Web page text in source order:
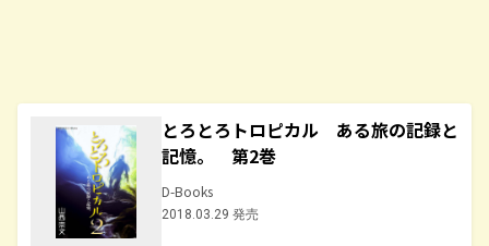
とろとろトロピカル ある旅の記録と
記憶。 第2巻
D-Books
2018.03.29 発売